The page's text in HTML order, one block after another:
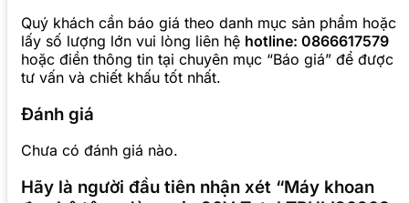
Quý khách cần báo giá theo danh mục sản phẩm hoặc
lấy số lượng lớn vui lòng liên hệ hotline: 0866617579
hoặc điền thông tin tại chuyên mục “Báo giá” để được
tư vấn và chiết khấu tốt nhất.
Đánh giá
Chưa có đánh giá nào.
Hãy là người đầu tiên nhận xét “Máy khoan